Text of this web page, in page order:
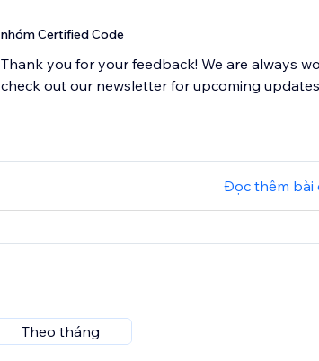
nhóm Certified Code
Thank you for your feedback! We are always
check out our newsletter for upcoming
Đọc thêm bài
Theo tháng